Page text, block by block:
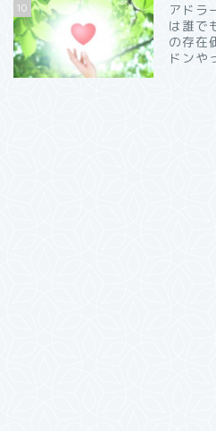
10
アドラ
は誰で
の存在
ドンや